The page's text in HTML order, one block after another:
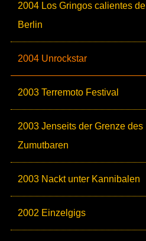
2004 Los Gringos calientes de
Berlin
2004 Unrockstar
2003 Terremoto Festival
2003 Jenseits der Grenze des
Zumutbaren
2003 Nackt unter Kannibalen
2002 Einzelgigs